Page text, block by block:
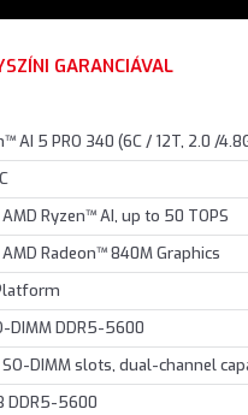
GARANCIÁVAL
AI 5 PRO 340 (6C / 12T, 2.0 /
Ryzen™ AI, up to 50 TOPS
Radeon™ 840M Graphics
DIMM DDR5-5600
SO-DIMM slots, dual-channel
DDR5-5600